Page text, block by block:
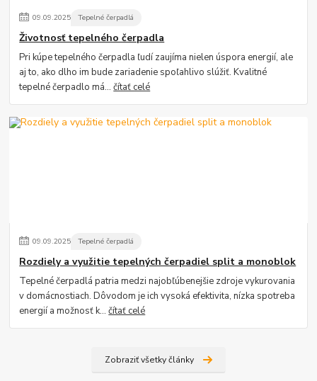
09.09.2025 Tepelné čerpadlá
Životnosť tepelného čerpadla
Pri kúpe tepelného čerpadla ľudí zaujíma nielen úspora energií, ale
aj to, ako dlho im bude zariadenie spoľahlivo slúžiť. Kvalitné
tepelné čerpadlo má...čítať celé
09.09.2025 Tepelné čerpadlá
Rozdiely a využitie tepelných čerpadiel split a monoblok
Tepelné čerpadlá patria medzi najobľúbenejšie zdroje vykurovania
v domácnostiach. Dôvodom je ich vysoká efektivita, nízka spotreba
energií a možnosť k...čítať celé
Zobraziť všetky články